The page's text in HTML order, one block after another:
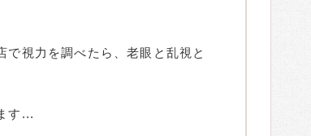
視力を調べたら、老眼と乱視と
す...